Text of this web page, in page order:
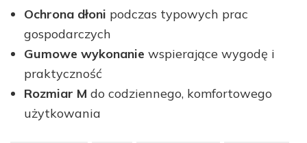
Ochrona dłoni podczas typowych prac
gospodarczych
Gumowe wykonanie wspierające wygodę i
praktyczność
Rozmiar M do codziennego, komfortowego
użytkowania